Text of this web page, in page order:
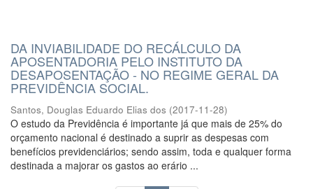
DA INVIABILIDADE DO RECÁLCULO DA
APOSENTADORIA PELO INSTITUTO DA
DESAPOSENTAÇÃO - NO REGIME GERAL DA
PREVIDÊNCIA SOCIAL.
Santos, Douglas Eduardo Elias dos (2017-11-28)
O estudo da Previdência é importante já que mais de 25% do
orçamento nacional é destinado a suprir as despesas com
benefícios previdenciários; sendo assim, toda e qualquer forma
destinada a majorar os gastos ao erário ...